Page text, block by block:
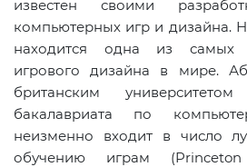
известен своими
компьютерных игр и дизайна.
находится одна из самых
игрового дизайна в мире.
британским
бакалавриата по
неизменно входит в число
обучению играм